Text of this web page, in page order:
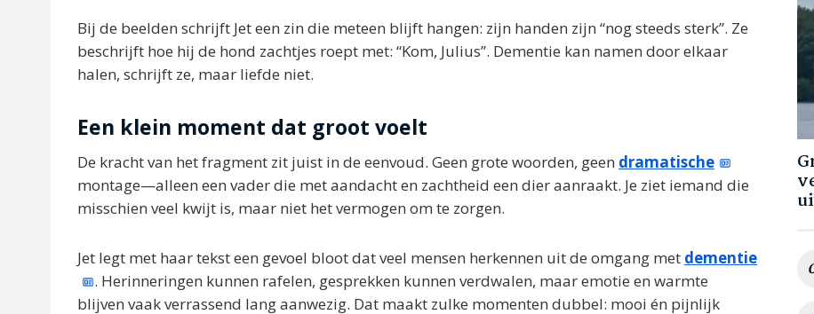
Bij de beelden schrijft Jet een zin die meteen blijft hangen: zijn handen zijn “nog steeds sterk”. Ze
beschrijft hoe hij de hond zachtjes roept met: “Kom, Julius”. Dementie kan namen door elkaar
halen, schrijft ze, maar liefde niet.
Een klein moment dat groot voelt
De kracht van het fragment zit juist in de eenvoud. Geen grote woorden, geen dramatische
montage—alleen een vader die met aandacht en zachtheid een dier aanraakt. Je ziet iemand die
misschien veel kwijt is, maar niet het vermogen om te zorgen.
Jet legt met haar tekst een gevoel bloot dat veel mensen herkennen uit de omgang met dementie
. Herinneringen kunnen rafelen, gesprekken kunnen verdwalen, maar emotie en warmte
blijven vaak verrassend lang aanwezig. Dat maakt zulke momenten dubbel: mooi én pijnlijk